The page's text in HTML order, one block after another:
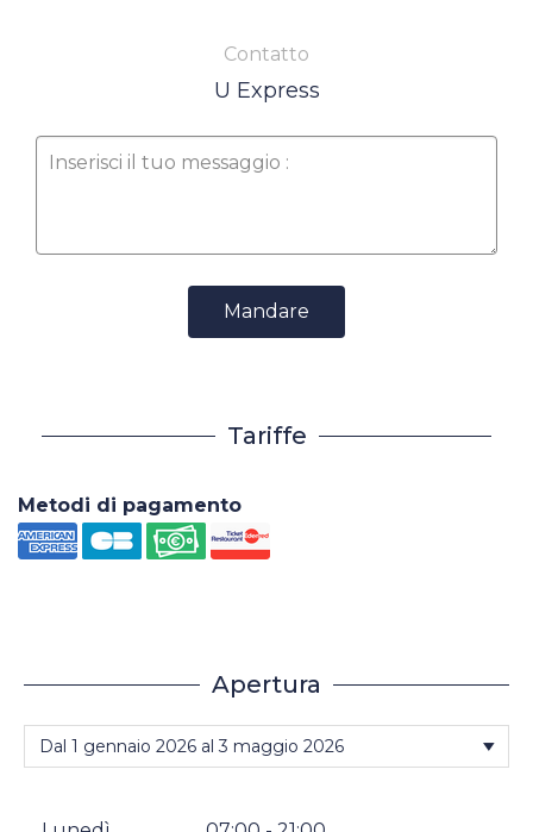
Contatto
U Express
Mandare
Tariffe
Metodi di pagamento
Apertura